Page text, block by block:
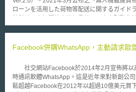
ローンを活用した荷物等配送に関するガイド
本指引首先於第一編指出，在引進物流無人
方案，如拉長無人機飛行距離、增加使用次數
人機服務之目標受眾，並聯繫可提供貨物之商
關服務之運作模式。此外，為順利推動物流無
流無人機之社會接受度，以獲得當地居民的理
安全，業者除遵守本指引第二編所列相關法令
Facebook併購WhatsApp，主動請求歐
社交網站Facebook於2014年2月宣佈將以
時通訊軟體WhatsApp。這是近年來對新創公
鬆超越Facebook在2012年以超過10億美元買